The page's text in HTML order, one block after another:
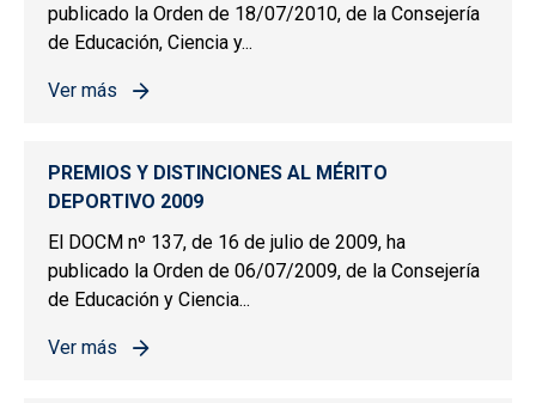
publicado la Orden de 18/07/2010, de la Consejería
de Educación, Ciencia y...
Ver más
sobre PREMIOS Y DISTINCIONES AL MÉRITO
PREMIOS Y DISTINCIONES AL MÉRITO
DEPORTIVO 2009
El DOCM nº 137, de 16 de julio de 2009, ha
publicado la Orden de 06/07/2009, de la Consejería
de Educación y Ciencia...
Ver más
sobre PREMIOS Y DISTINCIONES AL MÉRITO